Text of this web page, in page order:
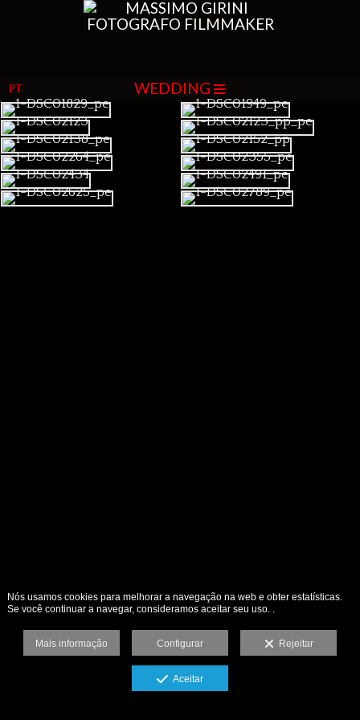
WEDDING
Nós usamos cookies para melhorar a navegação na web e obter estatísticas.
Se você continuar a navegar, consideramos aceitar seu uso. .
Mais informação Configurar Rejeitar
Aceitar